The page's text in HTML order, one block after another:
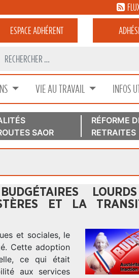
ESPACEADHÉRENT
VIE AU TRAVAIL INFOS
SAOR
RÉFORME
RETRAITES
ET LA
et sociales, le
Cette adoption
ce qui était
aux services